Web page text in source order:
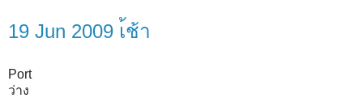
19 Jun 2009 เ้ช้า
Port
ว่าง